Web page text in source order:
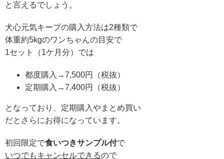
と言えるでしょう。
犬心元気キープの購入方法は2種類で
体重約5kgのワンちゃんの目安で
1セット（1ケ月分）では
都度購入→7,500円（税抜）
定期購入→7,400円（税抜）
となっており、定期購入やまとめ買い
だとさらにお得になっています。
初回限定で食いつきサンプル付で
いつでもキャンセルできるので